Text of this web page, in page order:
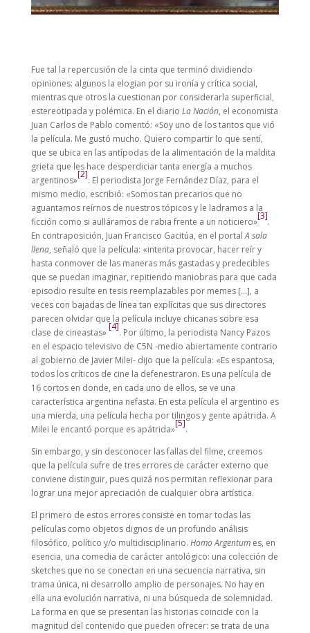
Fue tal la repercusión de la cinta que terminó dividiendo
opiniones: algunos la elogian por su ironía y crítica social,
mientras que otros la cuestionan por considerarla superficial,
estereotipada y polémica. En el diario La Nación, el economista
Juan Carlos de Pablo comentó: «Soy uno de los tantos que vió
la película. Me gustó mucho. Quiero compartir lo que sentí,
que se ubica en las antípodas de la alimentación de la maldita
grieta que les hace desperdiciar tanta energía a muchos
argentinos»
[2]
. El periodista Jorge Fernández Díaz, para el
mismo medio, escribió: «Somos tan precarios que no
aguantamos reírnos de nuestros tópicos y le ladramos a la
ficción como si aulláramos de rabia frente a un noticiero»
[3]
.
En contraposición, Juan Francisco Gacitúa, en el portalA sala
llena, señaló que la película: «intenta provocar, hacer reír y
hasta conmover de las maneras más gastadas y predecibles
que se puedan imaginar, repitiendo maniobras para que cada
episodio resulte en tesis reemplazables por memes […], a
veces con bajadas de línea tan explícitas que sus directores
parecen olvidar que la película incluye chicanas sobre esa
clase de cineastas»
[4]
. Por último, la periodista Nancy Pazos
en el espacio televisivo de C5N -medio abiertamente contrario
al gobierno de Javier Milei- dijo que la película: «Es espantosa,
todos los críticos de cine la defenestraron. Es una película de
16 cortos en donde, en cada uno de ellos, se ve una
característica argentina nefasta. En esta película el argentino es
una mierda, una película hecha por tilingos y gente apátrida. A
Milei le encantó porque es apátrida»
[5]
.
Sin embargo, y sin desconocer las fallas del filme, creemos
que la película sufre de tres errores de carácter externo que
conviene distinguir, pues quizá nos permitan reflexionar para
lograr una mejor apreciación de cualquier obra artística.
El primero de estos errores consiste en tomar todas las
películas como objetos dignos de un profundo análisis
filosófico, político y/o multidisciplinario. Homo Argentumes, en
esencia, una comedia de carácter antológico: una colección de
sketches que no se conectan en una secuencia narrativa, sin
trama única, ni desarrollo amplio de personajes. No hay en
ella una evolución narrativa, ni una búsqueda de solemnidad.
La forma en que se presentan las historias coincide con la
magnitud del contenido que pueden ofrecer: se trata de una